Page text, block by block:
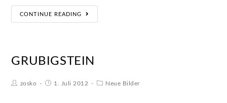
CONTINUE READING
GRUBIGSTEIN
zosko 1. Juli 2012 Neue Bilder